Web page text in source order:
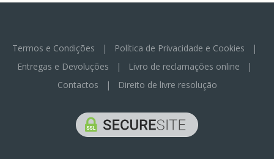
Termos e Condições | Política de Privacidade e Cookies |
Entregas e Devoluções | Livro de reclamações online |
Contactos | Direito de livre resolução